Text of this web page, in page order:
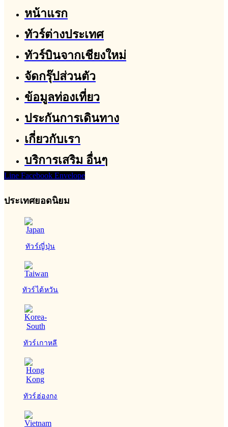
หน้าแรก
ทัวร์ต่างประเทศ
ทัวร์บินจากเชียงใหม่
จัดกรุ๊ปส่วนตัว
ข้อมูลท่องเที่ยว
ประกันการเดินทาง
เกี่ยวกับเรา
บริการเสริม อื่นๆ
Line Facebook Envelope
ประเทศยอดนิยม
ทัวร์ญี่ปุ่น
ทัวร์ไต้หวัน
ทัวร์เกาหลี
ทัวร์ฮ่องกง